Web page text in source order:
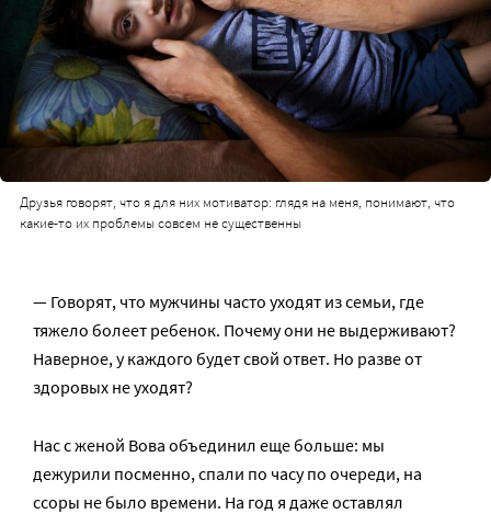
Друзья говорят, что я для них мотиватор: глядя на меня, понимают, что
какие-то их проблемы совсем не существенны
— Говорят, что мужчины часто уходят из семьи, где
тяжело болеет ребенок. Почему они не выдерживают?
Наверное, у каждого будет свой ответ. Но разве от
здоровых не уходят?
Нас с женой Вова объединил еще больше: мы
дежурили посменно, спали по часу по очереди, на
ссоры не было времени. На год я даже оставлял